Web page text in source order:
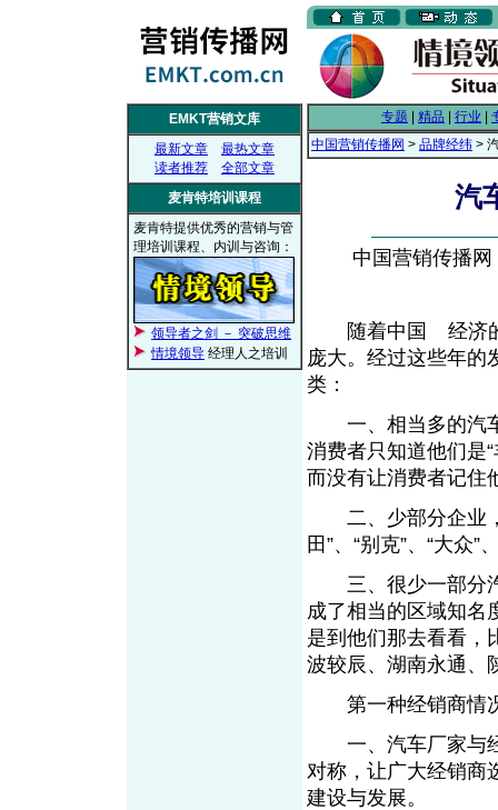
EMKT营销文库
最新文章
最热文章
读者推荐
全部文章
麦肯特培训课程
麦肯特提供优秀的营销与管
理培训课程、内训与咨询：
领导者之剑 － 突破思维
情境领导 经理人之培训
专题 精品 行业
中国营销传播网 > 品牌经纬 >
汽
中国营销传播
随着中国
经济
庞大。经过这些年的
类：
一、相当多的汽车
消费者只知道他们是
而没有让消费者记住
二、少部分企业，
田”、“别克”、“大众
三、很少一部分汽
成了相当的区域知名
是到他们那去看看，
波较辰、湖南永通、
第一种经销商情况
一、汽车厂家与经
对称，让广大经销商
建设与发展。